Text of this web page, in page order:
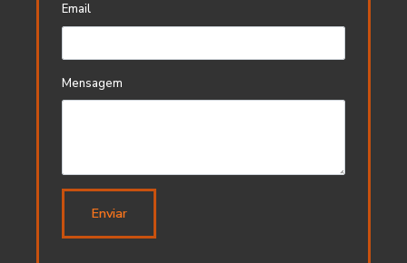
Email
Mensagem
Enviar